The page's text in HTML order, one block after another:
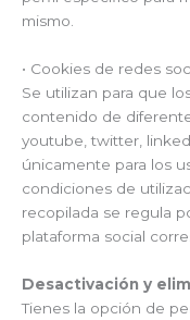
mismo.
• Cookies de redes
Se utilizan para que
contenido de
youtube, twitter,
únicamente para los
condiciones de
recopilada se regula
plataforma social
Desactivación y
Tienes la opción de